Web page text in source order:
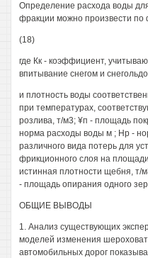
Определение расхода воды
фракции можно произвести по
(18)
где Кк - коэффициент,
впитывание снегом и
и плотность воды
при температурах,
розлива, т/м3; ¥п - площадь
норма расходы воды м ; Нр -
различного вида потерь для
фрикционного слоя на
истинная плотности щебня,
- площадь опирания одного
ОБЩИЕ ВЫВОДЫ
1. Анализ существующих
моделей изменения
автомобильных дорог